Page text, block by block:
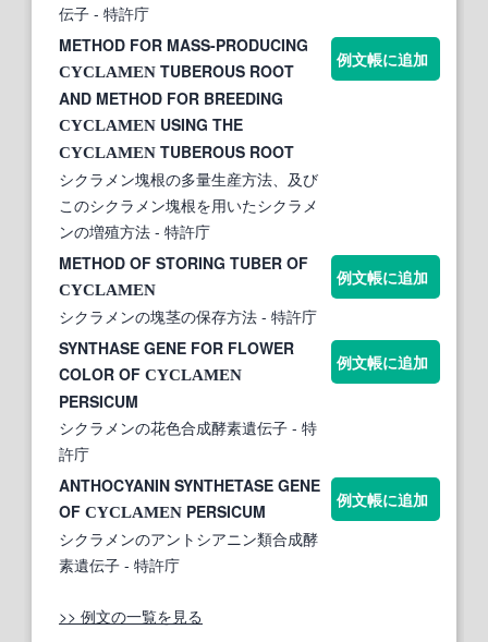
伝子 - 特許庁
METHOD FOR MASS-PRODUCING
CYCLAMEN TUBEROUS ROOT
AND METHOD FOR BREEDING
CYCLAMEN USING THE
CYCLAMEN TUBEROUS ROOT
シクラメン塊根の多量生産方法、及び
このシクラメン塊根を用いたシクラメ
ンの増殖方法 - 特許庁
例文帳に追加
METHOD OF STORING TUBER OF
CYCLAMEN
シクラメンの塊茎の保存方法 - 特許庁
例文帳に追加
SYNTHASE GENE FOR FLOWER
COLOR OF CYCLAMEN
PERSICUM
シクラメンの花色合成酵素遺伝子 - 特
許庁
例文帳に追加
ANTHOCYANIN SYNTHETASE GENE
OF CYCLAMEN PERSICUM
シクラメンのアントシアニン類合成酵
素遺伝子 - 特許庁
例文帳に追加
>> 例文の一覧を見る